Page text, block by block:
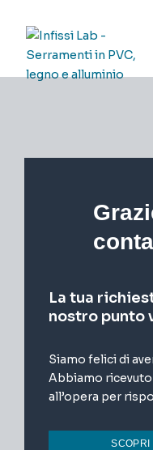
contenuto
La tua
nostro punto
Siamo felici di
Abbiamo ricevuto
all’opera per
SCOPRI